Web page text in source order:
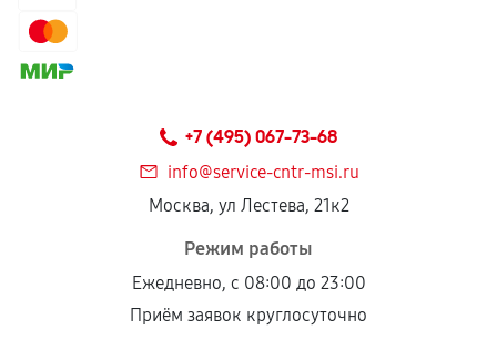
сохраняться полностью или частично, если
соблюдены следующие условия:
При этом гарантия на сами комплектующие
продавца. За качество сторонних деталей
сервисный центр ответственности не несет.
+7 (495) 067-73-68
info@service-cntr-msi.ru
Москва, ул Лестева, 21к2
Режим работы
Ежедневно, с 08:00 до 23:00
Приём заявок круглосуточно